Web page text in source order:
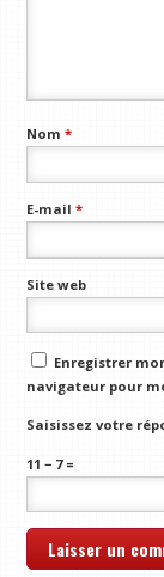
Nom*
E-mail*
Site web
Enregistrer
navigateur pour
Saisissez votre
11 − 7 =